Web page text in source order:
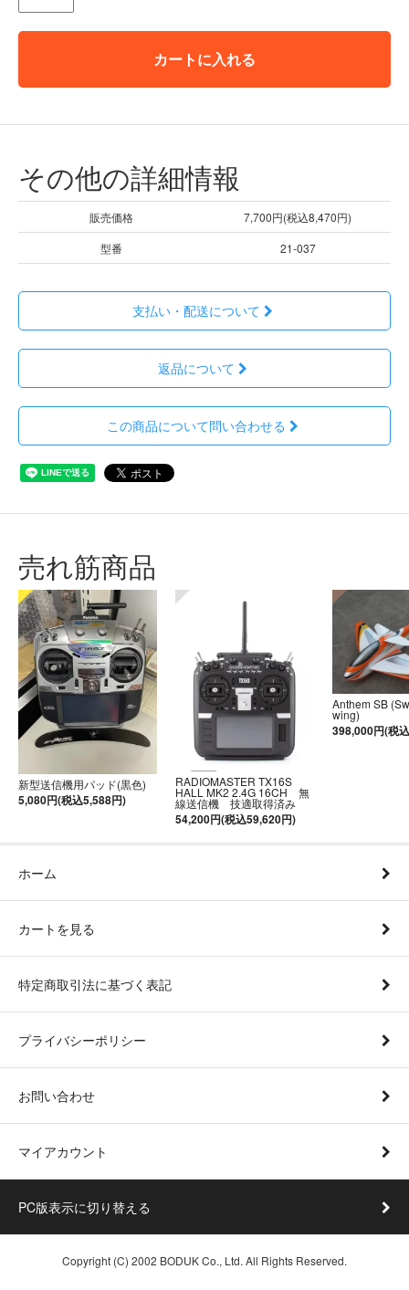
カートに入れる
その他の詳細情報
販売価格
7,700円(税込8,470円)
型番
21-037
支払い・配送について
返品について
この商品について問い合わせる
売れ筋商品
新型送信機用パッド(黒色)
5,080円(税込5,588円)
RADIOMASTER TX16S
HALL MK2 2.4G 16CH 無
線送信機 技適取得済み
54,200円(税込59,620円)
Anthem SB
wing)
398,000円(税
ホーム
カートを見る
特定商取引法に基づく表記
プライバシーポリシー
お問い合わせ
マイアカウント
PC版表示に切り替える
Copyright (C) 2002 BODUK Co., Ltd. All Rights Reserved.